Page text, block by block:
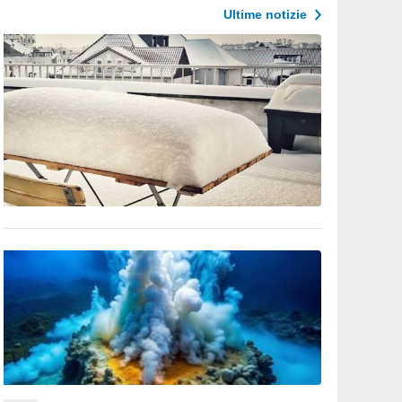
Ultime notizie